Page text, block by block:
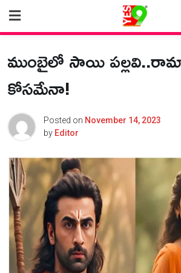
content
ముంబైలో సాయి
కోసమేనా!
Posted on November 14, 2023
by Editor